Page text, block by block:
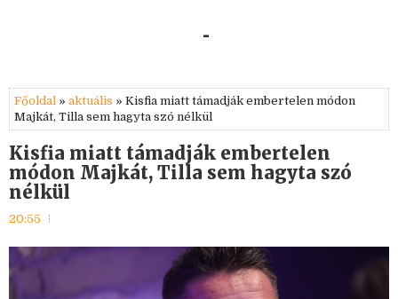
-
Főoldal » aktuális » Kisfia miatt támadják embertelen módon
Majkát, Tilla sem hagyta szó nélkül
Kisfia miatt támadják embertelen
módon Majkát, Tilla sem hagyta szó
nélkül
20:55